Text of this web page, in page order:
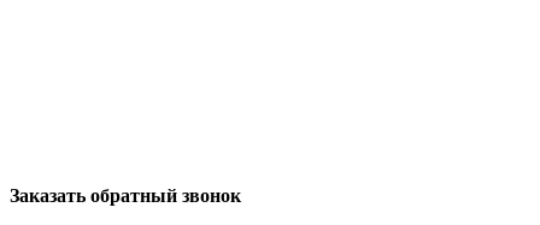
Заказать обратный звонок